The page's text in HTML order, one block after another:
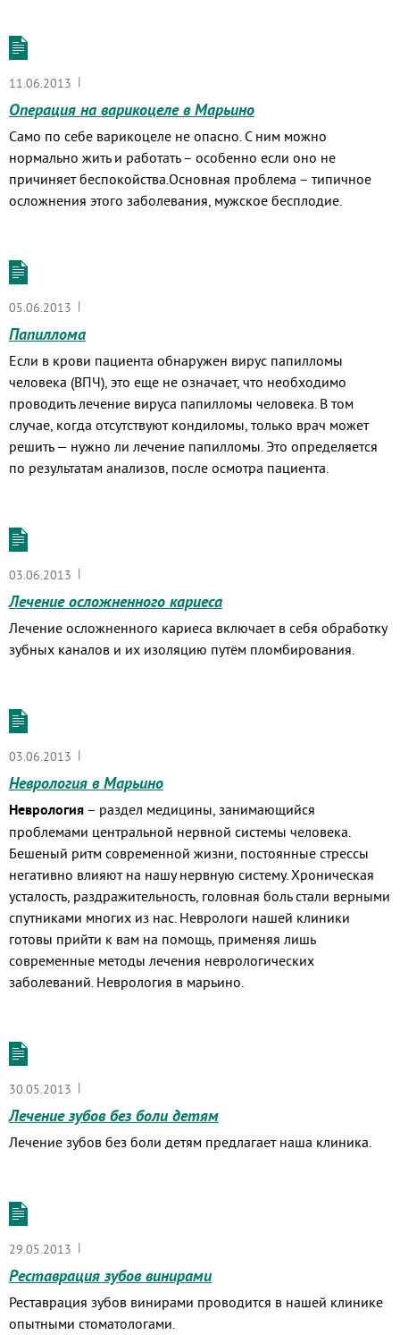
11.06.2013 |
Операция на варикоцеле в Марьино
Само по себе варикоцеле не опасно. С ним можно
нормально жить и работать – особенно если оно не
причиняет беспокойства.Основная проблема – типичное
осложнения этого заболевания, мужское бесплодие.
05.06.2013 |
Папиллома
Если в крови пациента обнаружен вирус папилломы
человека (ВПЧ), это еще не означает, что необходимо
проводить лечение вируса папилломы человека. В том
случае, когда отсутствуют кондиломы, только врач может
решить — нужно ли лечение папилломы. Это определяется
по результатам анализов, после осмотра пациента.
03.06.2013 |
Лечение осложненного кариеса
Лечение осложненного кариеса включает в себя обработку
зубных каналов и их изоляцию путём пломбирования.
03.06.2013 |
Неврология в Марьино
Неврология – раздел медицины, занимающийся
проблемами центральной нервной системы человека.
Бешеный ритм современной жизни, постоянные стрессы
негативно влияют на нашу нервную систему. Хроническая
усталость, раздражительность, головная боль стали верными
спутниками многих из нас. Неврологи нашей клиники
готовы прийти к вам на помощь, применяя лишь
современные методы лечения неврологических
заболеваний. Неврология в марьино.
30.05.2013 |
Лечение зубов без боли детям
Лечение зубов без боли детям предлагает наша клиника.
29.05.2013 |
Реставрация зубов винирами
Реставрация зубов винирами проводится в нашей клинике
опытными стоматологами.